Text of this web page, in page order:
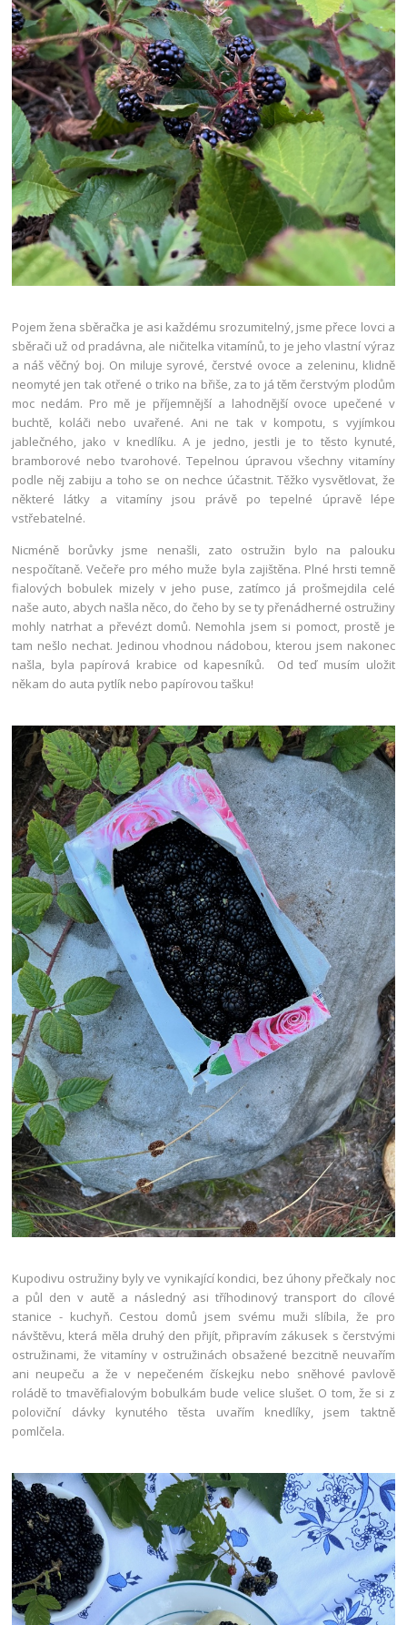
Pojem žena sběračka je asi každému srozumitelný, jsme přece lovci a
sběrači už od pradávna, ale ničitelka vitamínů, to je jeho vlastní výraz
a náš věčný boj. On miluje syrové, čerstvé ovoce a zeleninu, klidně
neomyté jen tak otřené o triko na břiše, za to já těm čerstvým plodům
moc nedám. Pro mě je příjemnější a lahodnější ovoce upečené v
buchtě, koláči nebo uvařené. Ani ne tak v kompotu, s vyjímkou
jablečného, jako v knedlíku. A je jedno, jestli je to těsto kynuté,
bramborové nebo tvarohové. Tepelnou úpravou všechny vitamíny
podle něj zabiju a toho se on nechce účastnit. Těžko vysvětlovat, že
některé látky a vitamíny jsou právě po tepelné úpravě lépe
vstřebatelné.
Nicméně borůvky jsme nenašli, zato ostružin bylo na palouku
nespočítaně. Večeře pro mého muže byla zajištěna. Plné hrsti temně
fialových bobulek mizely v jeho puse, zatímco já prošmejdila celé
naše auto, abych našla něco, do čeho by se ty přenádherné ostružiny
mohly natrhat a převézt domů. Nemohla jsem si pomoct, prostě je
tam nešlo nechat. Jedinou vhodnou nádobou, kterou jsem nakonec
našla, byla papírová krabice od kapesníků. Od teď musím uložit
někam do auta pytlík nebo papírovou tašku!
Kupodivu ostružiny byly ve vynikající kondici, bez úhony přečkaly noc
a půl den v autě a následný asi tříhodinový transport do cílové
stanice - kuchyň. Cestou domů jsem svému muži slíbila, že pro
návštěvu, která měla druhý den přijít, připravím zákusek s čerstvými
ostružinami, že vitamíny v ostružinách obsažené bezcitně neuvařím
ani neupeču a že v nepečeném čískejku nebo sněhové pavlově
roládě to tmavěfialovým bobulkám bude velice slušet. O tom, že si z
poloviční dávky kynutého těsta uvařím knedlíky, jsem taktně
pomlčela.